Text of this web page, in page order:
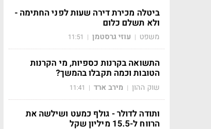
ביטלה מכירת דירה שעות לפני החתימה -
ולא תשלם כלום
משפט | עוזי גרסטמן |
11:51
התשואה בקרנות כספיות, מי הקרנות
הטובות וכמה תקבלו בהמשך?
שוק ההון | מירב ארד |
11:41
ותודה לדולר - גולף כמעט ושילשה את
הרווח ל-15.5 מיליון שקל